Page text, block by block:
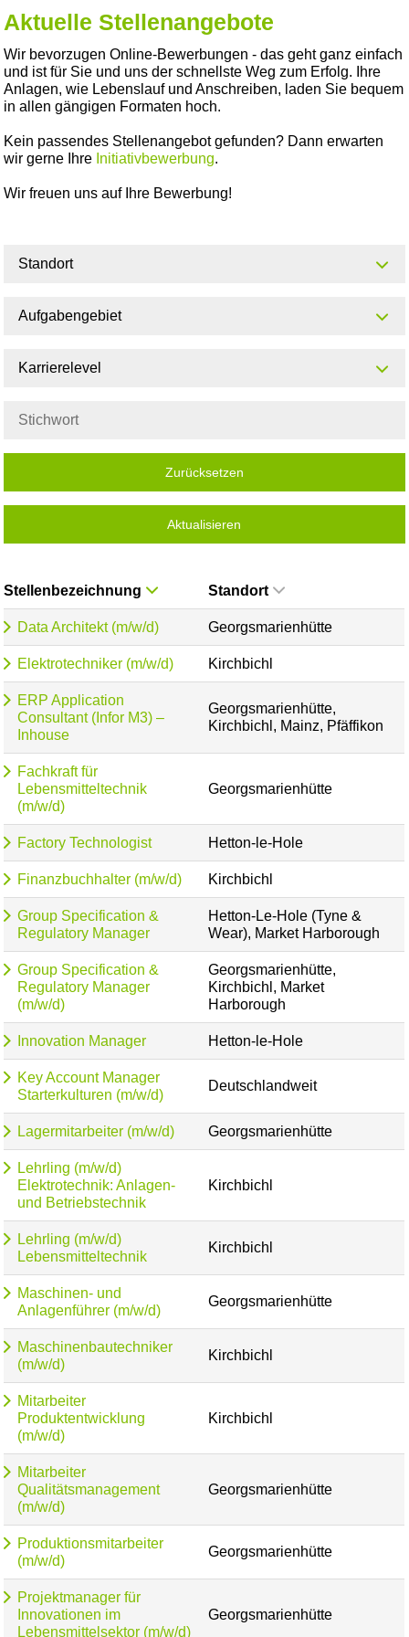
Aktuelle Stellenangebote
Wir bevorzugen Online-Bewerbungen - das geht ganz einfach
und ist für Sie und uns der schnellste Weg zum Erfolg. Ihre
Anlagen, wie Lebenslauf und Anschreiben, laden Sie bequem
in allen gängigen Formaten hoch.
Kein passendes Stellenangebot gefunden? Dann erwarten
wir gerne Ihre Initiativbewerbung.
Wir freuen uns auf Ihre Bewerbung!
Standort
Aufgabengebiet
Karrierelevel
Zurücksetzen
Aktualisieren
Stellenbezeichnung Standort
Data Architekt (m/w/d) Georgsmarienhütte
Elektrotechniker (m/w/d) Kirchbichl
ERP Application
Consultant (Infor M3) –
Inhouse
Georgsmarienhütte,
Kirchbichl, Mainz, Pfäffikon
Fachkraft für
Lebensmitteltechnik
(m/w/d)
Georgsmarienhütte
Factory Technologist Hetton-le-Hole
Finanzbuchhalter (m/w/d) Kirchbichl
Group Specification &
Regulatory Manager
Hetton-Le-Hole (Tyne &
Wear), Market Harborough
Group Specification &
Regulatory Manager
(m/w/d)
Georgsmarienhütte,
Kirchbichl, Market
Harborough
Innovation Manager Hetton-le-Hole
Key Account Manager
Starterkulturen (m/w/d)
Deutschlandweit
Lagermitarbeiter (m/w/d) Georgsmarienhütte
Lehrling (m/w/d)
Elektrotechnik: Anlagen-
und Betriebstechnik
Kirchbichl
Lehrling (m/w/d)
Lebensmitteltechnik
Kirchbichl
Maschinen- und
Anlagenführer (m/w/d)
Georgsmarienhütte
Maschinenbautechniker
(m/w/d)
Kirchbichl
Mitarbeiter
Produktentwicklung
(m/w/d)
Kirchbichl
Mitarbeiter
Qualitätsmanagement
(m/w/d)
Georgsmarienhütte
Produktionsmitarbeiter
(m/w/d)
Georgsmarienhütte
Projektmanager für
Innovationen im
Lebensmittelsektor (m/w/d)
Georgsmarienhütte